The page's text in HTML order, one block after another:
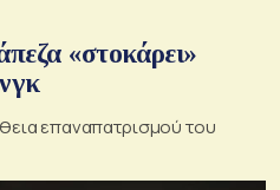
«στοκάρει»
επαναπατρισμού του